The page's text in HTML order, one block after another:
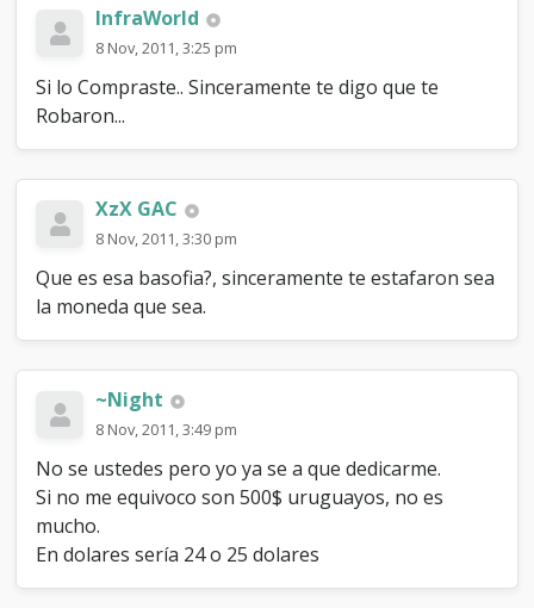
InfraWorld
8 Nov, 2011, 3:25 pm
Si lo Compraste.. Sinceramente te digo que te
Robaron...
XzX GAC
8 Nov, 2011, 3:30 pm
Que es esa basofia?, sinceramente te estafaron sea
la moneda que sea.
~Night
8 Nov, 2011, 3:49 pm
No se ustedes pero yo ya se a que dedicarme.
Si no me equivoco son 500$ uruguayos, no es
mucho.
En dolares sería 24 o 25 dolares